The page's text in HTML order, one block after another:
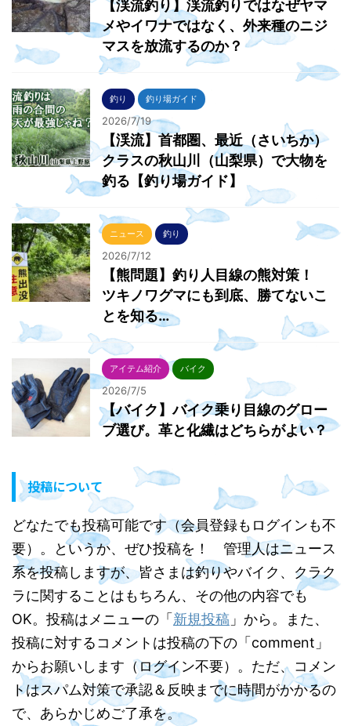
【渓流釣り】渓流釣りではなぜヤマ
メやイワナではなく、外来種のニジ
マスを放流するのか？
釣り 釣り場ガイド
2026/7/19
【渓流】首都圏、最近（さいちか）
クラスの秋山川（山梨県）で大物を
釣る【釣り場ガイド】
ニュース 釣り
2026/7/12
【熊問題】釣り人目線の熊対策！
ツキノワグマにも到底、勝てないこ
とを知る…
アイテム紹介 バイク
2026/7/5
【バイク】バイク乗り目線のグロー
ブ選び。革と化繊はどちらがよい？
投稿について
どなたでも投稿可能です（会員登録もログインも不
要）。というか、ぜひ投稿を！ 管理人はニュース
系を投稿しますが、皆さまは釣りやバイク、クラク
ラに関することはもちろん、その他の内容でも
OK。投稿はメニューの「新規投稿 」から。また、
投稿に対するコメントは投稿の下の「comment」
からお願いします（ログイン不要）。ただ、コメン
トはスパム対策で承認＆反映までに時間がかかるの
で、あらかじめご了承を。